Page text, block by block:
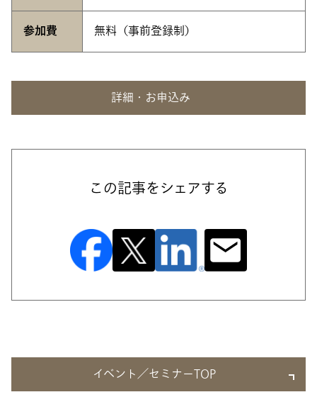
参加費 無料（事前登録制）
詳細・お申込み
この記事をシェアする
イベント／セミナーTOP